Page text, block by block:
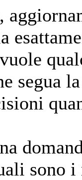
segua
sono